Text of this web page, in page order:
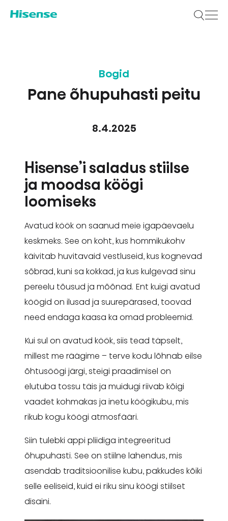
Bogid
Pane õhupuhasti peitu
8.4.2025
Hisense’i saladus stiilse
ja moodsa köögi
loomiseks
Avatud köök on saanud meie igapäevaelu
keskmeks. See on koht, kus hommikukohv
käivitab huvitavaid vestluseid, kus kognevad
sõbrad, kuni sa kokkad, ja kus kulgevad sinu
pereelu tõusud ja mõõnad. Ent kuigi avatud
köögid on ilusad ja suurepärased, toovad
need endaga kaasa ka omad probleemid.
Kui sul on avatud köök, siis tead täpselt,
millest me räägime – terve kodu lõhnab eilse
õhtusöögi järgi, steigi praadimisel on
elutuba tossu täis ja muidugi riivab kõigi
vaadet kohmakas ja inetu köögikubu, mis
rikub kogu köögi atmosfääri.
Siin tulebki appi pliidiga integreeritud
õhupuhasti. See on stiilne lahendus, mis
asendab traditsioonilise kubu, pakkudes kõiki
selle eeliseid, kuid ei riku sinu köögi stiilset
disaini.